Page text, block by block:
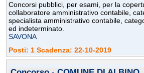
Concorsi pubblici, per esami, per la
collaboratore amministrativo contabile,
specialista amministrativo contabile,
ed indeterminato.
SAVONA
Posti: 1 Scadenza: 22-10-2019